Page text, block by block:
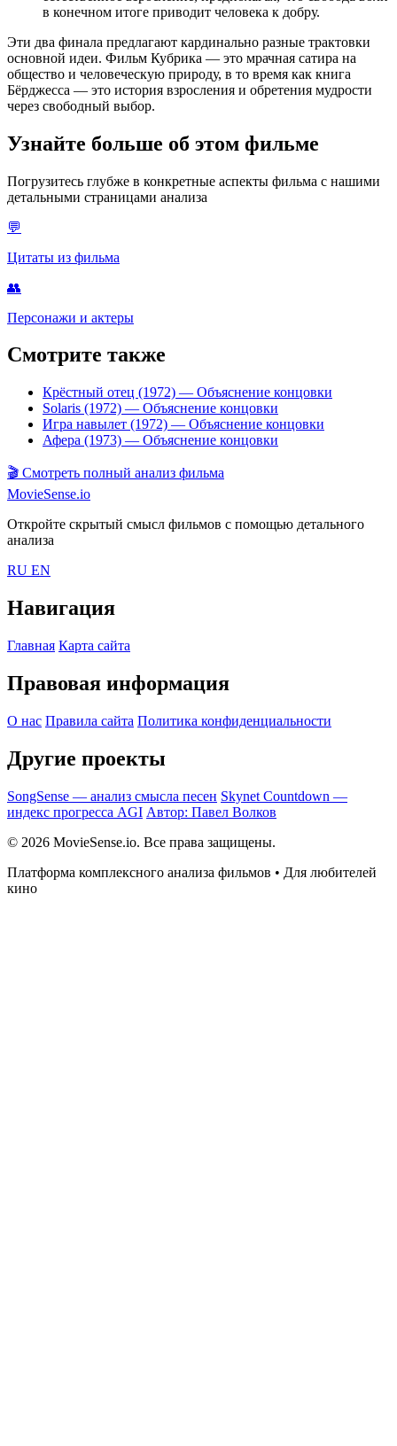
в конечном итоге приводит человека к добру.
Эти два финала предлагают кардинально разные трактовки
основной идеи. Фильм Кубрика — это мрачная сатира на
общество и человеческую природу, в то время как книга
Бёрджесса — это история взросления и обретения мудрости
через свободный выбор.
Узнайте больше об этом фильме
Погрузитесь глубже в конкретные аспекты фильма с нашими
детальными страницами анализа
💬
Цитаты из фильма
👥
Персонажи и актеры
Смотрите также
Крёстный отец (1972) — Объяснение концовки
Solaris (1972) — Объяснение концовки
Игра навылет (1972) — Объяснение концовки
Афера (1973) — Объяснение концовки
🎬 Смотреть полный анализ фильма
MovieSense.io
Откройте скрытый смысл фильмов с помощью детального
анализа
RU EN
Навигация
Главная Карта сайта
Правовая информация
О нас Правила сайта Политика конфиденциальности
Другие проекты
SongSense — анализ смысла песен Skynet Countdown —
индекс прогресса AGI Автор: Павел Волков
© 2026 MovieSense.io. Все права защищены.
Платформа комплексного анализа фильмов • Для любителей
кино